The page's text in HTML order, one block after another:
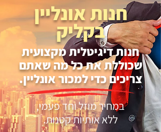
חנות אונליין
בקליק
חנות דיגיטלית מקצועית
שכוללת את כל מה שאתם
צריכים כדי למכור אונליין.
במחיר מוזל וחד פעמי,
ללא אותיות קטנות.